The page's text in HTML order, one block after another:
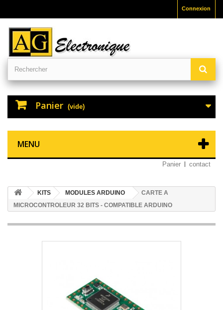
Connexion
Panier (vide)
MENU
Panier contact
KITS MODULES ARDUINO
CARTE A
MICROCONTROLEUR 32 BITS - COMPATIBLE ARDUINO